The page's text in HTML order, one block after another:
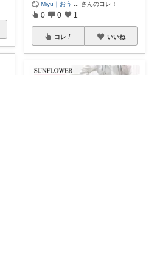
Miyu｜おう さんのコレ！
0 0 1
コレ いいね